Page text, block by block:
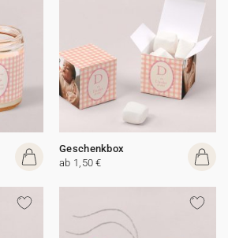
Geschenkbox
ab 1,50 €